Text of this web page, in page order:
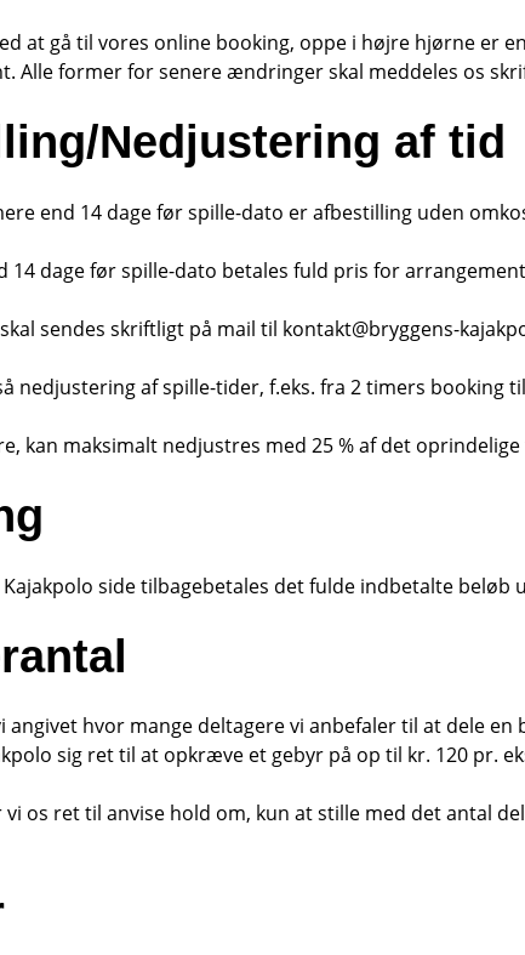
at gå til vores online booking, oppe i højre hjørne er
Alle former for senere ændringer skal meddeles os
Nedjustering af tid
end 14 dage før spille-dato er afbestilling uden
14 dage før spille-dato betales fuld pris for
sendes skriftligt på mail til kontakt@bryggens-
nedjustering af spille-tider, f.eks. fra 2 timers booking
kan maksimalt nedjustres med 25 % af det
side tilbagebetales det fulde indbetalte
angivet hvor mange deltagere vi anbefaler til at dele
sig ret til at opkræve et gebyr på op til kr. 120 pr.
os ret til anvise hold om, kun at stille med det antal